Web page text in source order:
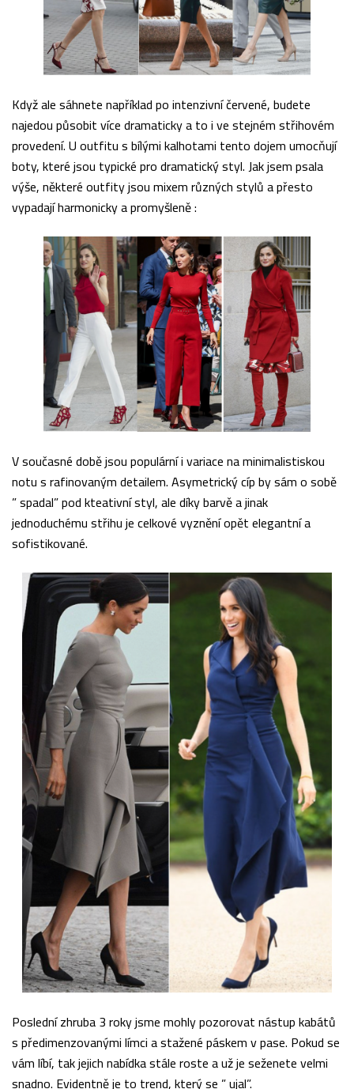
Když ale sáhnete například po intenzivní červené, budete
najedou působit více dramaticky a to i ve stejném střihovém
provedení. U outfitu s bílými kalhotami tento dojem umocňují
boty, které jsou typické pro dramatický styl. Jak jsem psala
výše, některé outfity jsou mixem různých stylů a přesto
vypadají harmonicky a promyšleně :
V současné době jsou populární i variace na minimalistiskou
notu s rafinovaným detailem. Asymetrický cíp by sám o sobě
” spadal” pod kteativní styl, ale díky barvě a jinak
jednoduchému střihu je celkové vyznění opět elegantní a
sofistikované.
Poslední zhruba 3 roky jsme mohly pozorovat nástup kabátů
s předimenzovanými límci a stažené páskem v pase. Pokud se
vám líbí, tak jejich nabídka stále roste a už je seženete velmi
snadno. Evidentně je to trend, který se ” ujal”.